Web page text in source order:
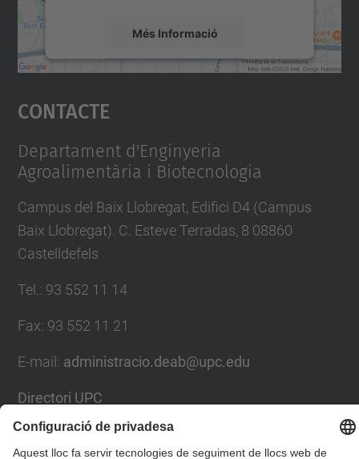
Més Informació
Accepta
powered by
Contacte
Departament d'Enginyeria
Agroalimentària i Biotecnologia
Campus del Baix Llobregat, Edifici D4 (Campus
Baix Llobregat). C. Esteve Terradas, 8 08860
Castelldefels
Tel. : 93 552 11 14
Fax: 93 552 11 21
E-mail : administracio.deab@upc.edu
Directori UPC
Formulari de contacte